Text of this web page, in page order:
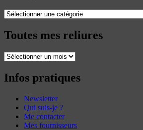
Catégories
Toutes mes reliures
Toutes
reliures
Infos pratiques
Newsletter
Qui suis-je ?
Me contacter
Mes fournisseurs